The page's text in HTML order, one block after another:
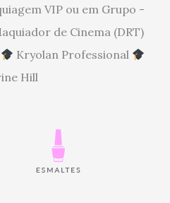
VIP ou em Grupo -
de Cinema (DRT)
Kryolan Professional
Hill